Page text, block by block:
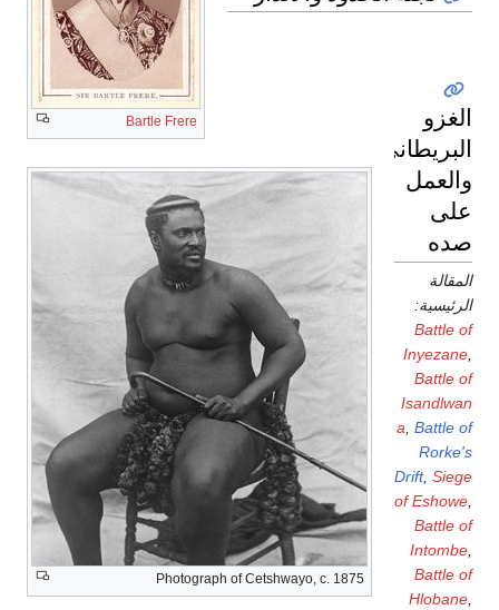
Bartle Frere
Photograph of Cetshwayo, c. 1875
الغزو
البريطاني
والعمل
على
صده
المقالة
الرئيسية:
Battle of
Inyezane
Battle of
Isandlwan
a Battle of
Rorke's
Drift, Siege
of Eshowe
Battle of
Intombe
Battle of
Hlobane